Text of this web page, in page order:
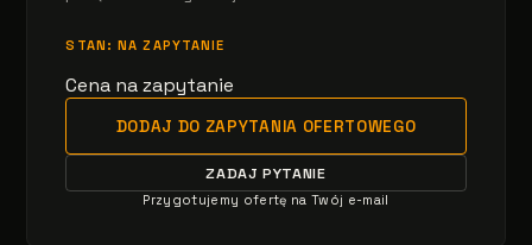
STAN: NA ZAPYTANIE
Cena na zapytanie
DODAJ DO ZAPYTANIA OFERTOWEGO
ZADAJ PYTANIE
Przygotujemy ofertę na Twój e-mail